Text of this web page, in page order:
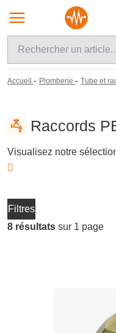
Accueil - Plomberie - Tube et
Raccords
Filtres
8 résultats sur 1 page